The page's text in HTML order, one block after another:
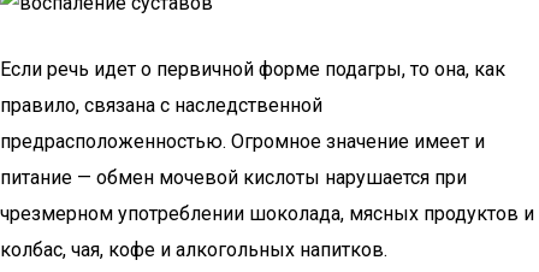
Если речь идет о первичной форме подагры, то она, как
правило, связана с наследственной
предрасположенностью. Огромное значение имеет и
питание — обмен мочевой кислоты нарушается при
чрезмерном употреблении шоколада, мясных продуктов и
колбас, чая, кофе и алкогольных напитков.